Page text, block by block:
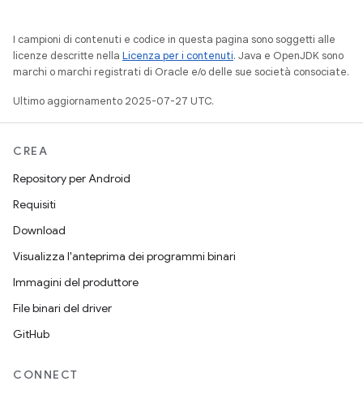
I campioni di contenuti e codice in questa pagina sono soggetti alle
licenze descritte nella Licenza per i contenuti. Java e OpenJDK sono
marchi o marchi registrati di Oracle e/o delle sue società consociate.
Ultimo aggiornamento 2025-07-27 UTC.
CREA
Repository per Android
Requisiti
Download
Visualizza l'anteprima dei programmi binari
Immagini del produttore
File binari del driver
GitHub
CONNECT